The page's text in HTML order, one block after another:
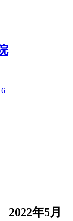
2022年5月